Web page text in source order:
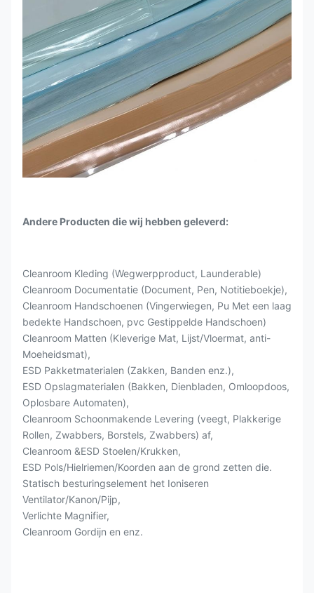
Andere Producten die wij hebben geleverd:
Cleanroom Kleding (Wegwerpproduct, Launderable)
Cleanroom Documentatie (Document, Pen, Notitieboekje),
Cleanroom Handschoenen (Vingerwiegen, Pu Met een laag
bedekte Handschoen, pvc Gestippelde Handschoen)
Cleanroom Matten (Kleverige Mat, Lijst/Vloermat, anti-
Moeheidsmat),
ESD Pakketmaterialen (Zakken, Banden enz.),
ESD Opslagmaterialen (Bakken, Dienbladen, Omloopdoos,
Oplosbare Automaten),
Cleanroom Schoonmakende Levering (veegt, Plakkerige
Rollen, Zwabbers, Borstels, Zwabbers) af,
Cleanroom &ESD Stoelen/Krukken,
ESD Pols/Hielriemen/Koorden aan de grond zetten die.
Statisch besturingselement het Ioniseren
Ventilator/Kanon/Pijp,
Verlichte Magnifier,
Cleanroom Gordijn en enz.